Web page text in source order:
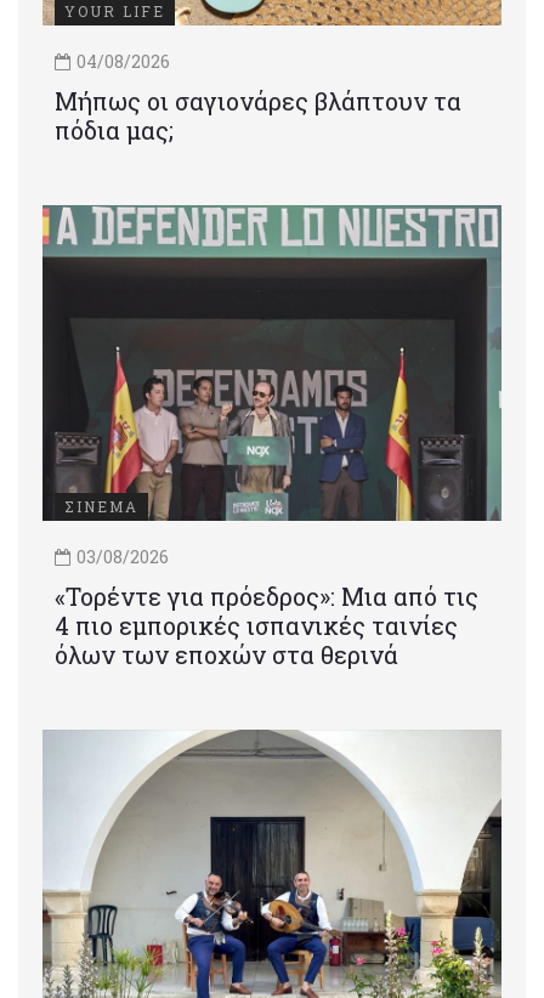
YOUR LIFE
04/08/2026
Μήπως οι σαγιονάρες βλάπτουν τα
πόδια μας;
ΣΙΝΕΜΑ
03/08/2026
«Τορέντε για πρόεδρος»: Mια από τις
4 πιο εμπορικές ισπανικές ταινίες
όλων των εποχών στα θερινά